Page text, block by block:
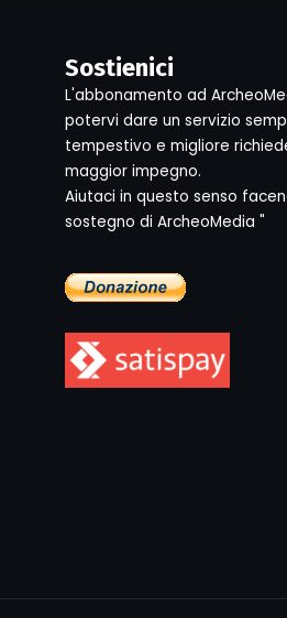
Sostienici
L'abbonamento ad
potervi dare un servizio
tempestivo e migliore
maggior impegno.
Aiutaci in questo senso
sostegno di ArcheoMedia "